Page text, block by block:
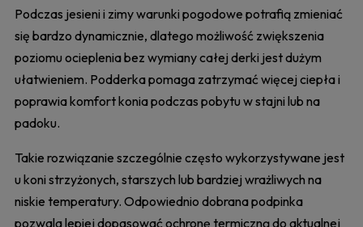
Podczas jesieni i zimy warunki pogodowe potrafią zmieniać
się bardzo dynamicznie, dlatego możliwość zwiększenia
poziomu ocieplenia bez wymiany całej derki jest dużym
ułatwieniem. Podderka pomaga zatrzymać więcej ciepła i
poprawia komfort konia podczas pobytu w stajni lub na
padoku.
Takie rozwiązanie szczególnie często wykorzystywane jest
u koni strzyżonych, starszych lub bardziej wrażliwych na
niskie temperatury. Odpowiednio dobrana podpinka
pozwala lepiej dopasować ochronę termiczną do aktualnej